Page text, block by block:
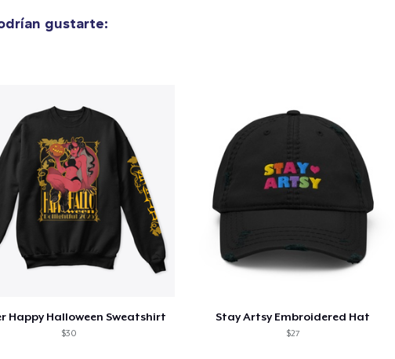
gustarte:
Happy Halloween Sweatshirt
$30
Stay Artsy Embroidered Hat
$27
añadido al
y pagar pedido Seguir comprando